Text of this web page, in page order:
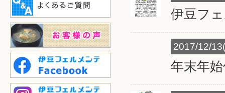
伊豆フ
2017/12/
年末年